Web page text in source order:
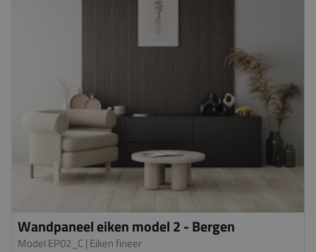
Wandpaneel eiken model 2 - Bergen
Model EP02_C| Eiken fineer